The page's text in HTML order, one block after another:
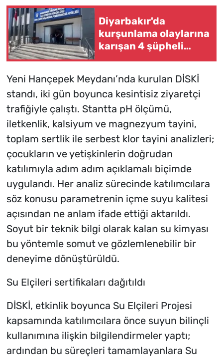
Diyarbakır'da
kurşunlama olaylarına
karışan 4 şüpheli
yakalandı
Yeni Hançepek Meydanı’nda kurulan DİSKİ
standı, iki gün boyunca kesintisiz ziyaretçi
trafiğiyle çalıştı. Stantta pH ölçümü,
iletkenlik, kalsiyum ve magnezyum tayini,
toplam sertlik ile serbest klor tayini analizleri;
çocukların ve yetişkinlerin doğrudan
katılımıyla adım adım açıklamalı biçimde
uygulandı. Her analiz sürecinde katılımcılara
söz konusu parametrenin içme suyu kalitesi
açısından ne anlam ifade ettiği aktarıldı.
Soyut bir teknik bilgi olarak kalan su kimyası
bu yöntemle somut ve gözlemlenebilir bir
deneyime dönüştürüldü.
Su Elçileri sertifikaları dağıtıldı
DİSKİ, etkinlik boyunca Su Elçileri Projesi
kapsamında katılımcılara önce suyun bilinçli
kullanımına ilişkin bilgilendirmeler yaptı;
ardından bu süreçleri tamamlayanlara Su